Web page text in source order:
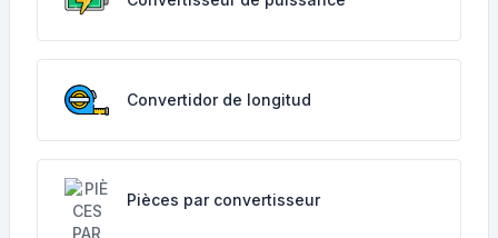
Convertidor de longitud
Pièces par convertisseur